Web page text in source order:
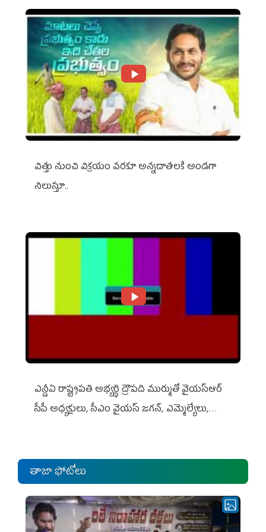
విత్తు నుంచి విక్రయం వరకూ అన్నదాతలకి అండగా
నిలుస్తూ..
ఎన్డీఏ రాష్ట్ర‌ప‌తి అభ్య‌ర్థి ద్రౌప‌ది ముర్ముతో వైయ‌స్ఆర్
సీపీ అధ్య‌క్షులు, సీఎం వైయ‌స్ జ‌గ‌న్, ఎమ్మెల్యేలు,
తాజా ఫోటోలు